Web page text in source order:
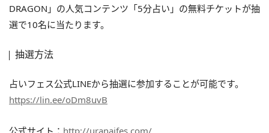
DRAGON」の人気コンテンツ「5分占い」の無料チケットが抽
選で10名に当たります。
抽選方法
占いフェス公式LINEから抽選に参加することが可能です。
https://lin.ee/oDm8uvB
公式サイト： http://uranaifes.com/